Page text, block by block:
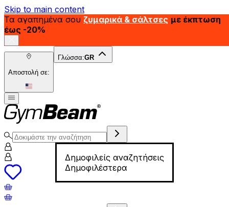
Skip to main content
Τα αγαπημένα σου ζυμαρικά & σάλτσες με έκπτωση
έως -20%
Αποστολή σε:
Γλώσσα:GR
Δημοφιλείς αναζητήσεις
Δημοφιλέστερα